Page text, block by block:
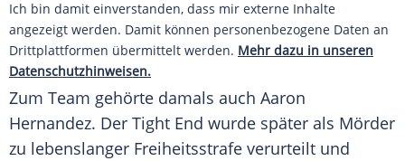
Ich bin damit einverstanden, dass mir externe Inhalte
angezeigt werden. Damit können personenbezogene Daten an
Drittplattformen übermittelt werden. Mehr dazu in unseren
Datenschutzhinweisen.
Zum Team gehörte damals auch Aaron
Hernandez. Der Tight End wurde später als Mörder
zu lebenslanger Freiheitsstrafe verurteilt und